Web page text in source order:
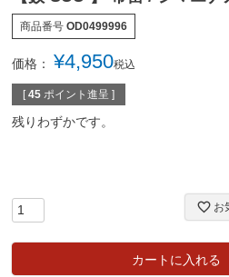
商品番号 OD0499996
価格： ¥4,950税込
[ 45 ポイント進呈 ]
残りわずかです。
お
カートに入れる